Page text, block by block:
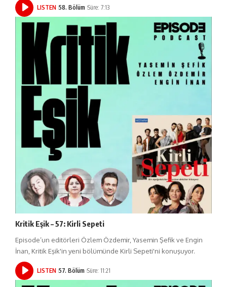
LISTEN 58. Bölüm Süre: 7:13
Kritik Eşik – 57: Kirli Sepeti
Episode’un editörleri Özlem Özdemir, Yasemin Şefik ve Engin
İnan, Kritik Eşik'in yeni bölümünde Kirli Sepeti'ni konuşuyor.
LISTEN 57. Bölüm Süre: 11:21